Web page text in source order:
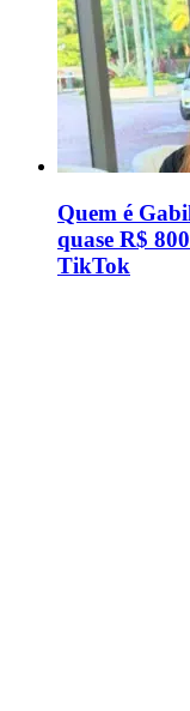
Quem é
quase R$
TikTok